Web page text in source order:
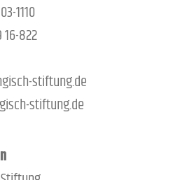
1110
822
stiftung.de
stiftung.de